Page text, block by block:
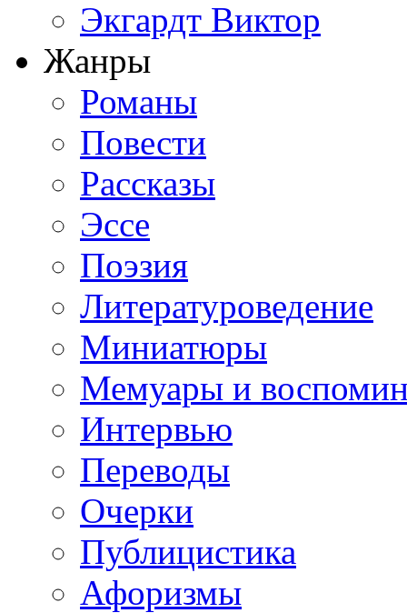
Экгардт Виктор
Жанры
Романы
Повести
Рассказы
Эссе
Поэзия
Литературоведение
Миниатюры
Мемуары и
Интервью
Переводы
Очерки
Публицистика
Афоризмы